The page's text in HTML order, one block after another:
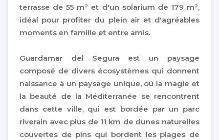
terrasse de 55 m² et d'un solarium de 179 m²,
idéal pour profiter du plein air et d'agréables
moments en famille et entre amis.
Guardamar del Segura est un paysage
composé de divers écosystèmes qui donnent
naissance à un paysage unique, où la magie et
la beauté de la Méditerranée se rencontrent
dans cette ville, qui est bordée par un parc
riverain avec plus de 11 km de dunes naturelles
couvertes de pins qui bordent les plages de